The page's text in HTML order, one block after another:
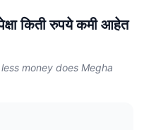
किती रुपये कमी आहेत
money does Megha